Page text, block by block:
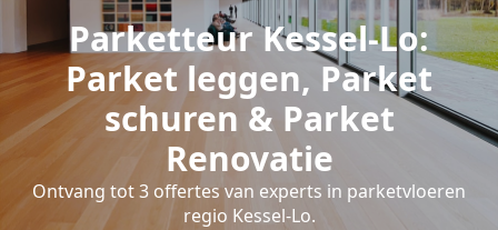
Parketteur Kessel-Lo:
Parket leggen, Parket
schuren & Parket
Renovatie
Ontvang tot 3 offertes van experts in parketvloeren
regio Kessel-Lo.